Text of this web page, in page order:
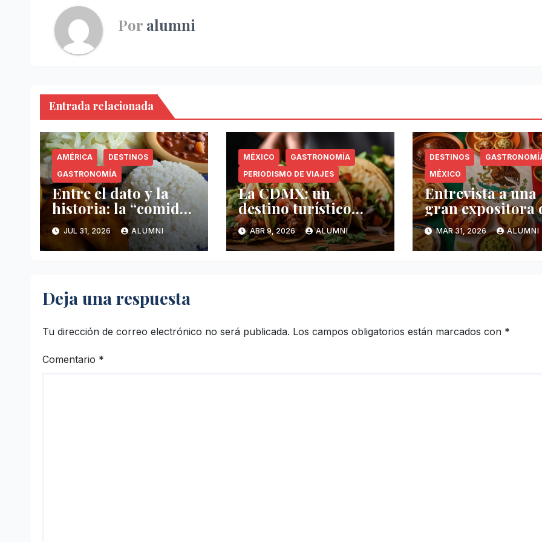
Por alumni
Entrada relacionada
AMÉRICA
DESTINOS
GASTRONOMÍA
Entre el dato y la
historia: la “comida
china” y la memoria
invisible en Puerto
Rico
JUL 31, 2026 ALUMNI
MÉXICO
GASTRONOMÍA
PERIODISMO DE VIAJES
La CDMX: un
destino turístico
donde la
gastronomía es
protagonista
ABR 9, 2026 ALUMNI
DESTINOS
MÉXICO
Entrevista a una
gran expositora
la cocina
Guadalupe
León del Paso
MAR 31, 2026 ALUMNI
Deja una respuesta
Tu dirección de correo electrónico no será publicada. Los campos obligatorios están marcados con *
Comentario *